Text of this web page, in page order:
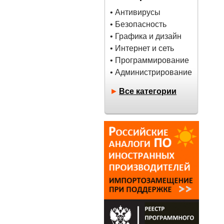
• Антивирусы
• Безопасность
• Графика и дизайн
• Интернет и сеть
• Программирование
• Администрирование
► Все категории